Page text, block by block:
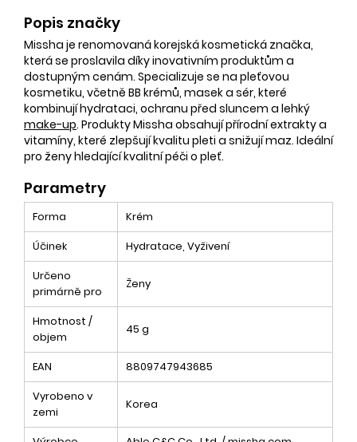
Popis značky
Missha je renomovaná korejská kosmetická značka,
která se proslavila díky inovativním produktům a
dostupným cenám. Specializuje se na pleťovou
kosmetiku, včetně BB krémů, masek a sér, které
kombinují hydrataci, ochranu před sluncem a lehký
make-up. Produkty Missha obsahují přírodní extrakty a
vitamíny, které zlepšují kvalitu pleti a snižují maz. Ideální
pro ženy hledající kvalitní péči o pleť.
Parametry
Forma
Krém
Účinek
Hydratace, Vyživení
Určeno
primárně pro
Ženy
Hmotnost /
objem
45 g
EAN
8809747943685
Vyrobeno v
zemi
Korea